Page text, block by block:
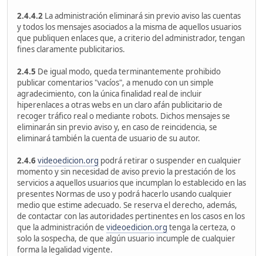
2.4.4.2 La administración eliminará sin previo aviso las cuentas
y todos los mensajes asociados a la misma de aquellos usuarios
que publiquen enlaces que, a criterio del administrador, tengan
fines claramente publicitarios.
2.4.5 De igual modo, queda terminantemente prohibido
publicar comentarios "vacíos", a menudo con un simple
agradecimiento, con la única finalidad real de incluir
hiperenlaces a otras webs en un claro afán publicitario de
recoger tráfico real o mediante robots. Dichos mensajes se
eliminarán sin previo aviso y, en caso de reincidencia, se
eliminará también la cuenta de usuario de su autor.
2.4.6videoedicion.org podrá retirar o suspender en cualquier
momento y sin necesidad de aviso previo la prestación de los
servicios a aquellos usuarios que incumplan lo establecido en las
presentes Normas de uso y podrá hacerlo usando cualquier
medio que estime adecuado. Se reserva el derecho, además,
de contactar con las autoridades pertinentes en los casos en los
que la administración de videoedicion.org tenga la certeza, o
solo la sospecha, de que algún usuario incumple de cualquier
forma la legalidad vigente.